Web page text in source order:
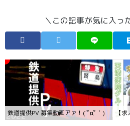
＼この記事が気に入っ
【
鉄道提供PV 募集動画アァ！(´ﾟдﾟ｀)